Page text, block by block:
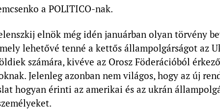
a POLITICO-nak.
elnök még idén januárban olyan törvény
lehetővé tenné a kettős állampolgárságot az
számára, kivéve az Orosz Föderációból érkező
Jelenleg azonban nem világos, hogy az új
hogyan érinti az amerikai és az ukrán